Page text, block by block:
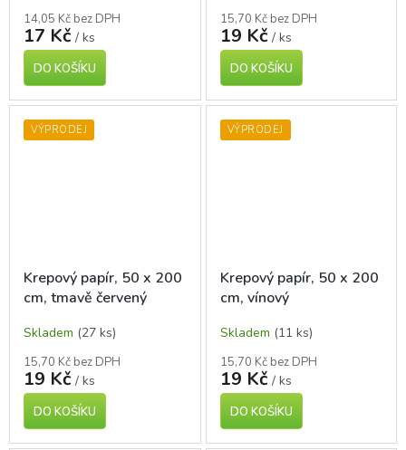
14,05 Kč bez DPH
17 Kč / ks
DO KOŠÍKU
15,70 Kč bez DPH
19 Kč / ks
DO KOŠÍKU
VÝPRODEJ
Krepový papír, 50 x 200
cm, tmavě červený
Skladem (27 ks)
15,70 Kč bez DPH
19 Kč / ks
DO KOŠÍKU
VÝPRODEJ
Krepový papír, 50 x 200
cm, vínový
Skladem (11 ks)
15,70 Kč bez DPH
19 Kč / ks
DO KOŠÍKU